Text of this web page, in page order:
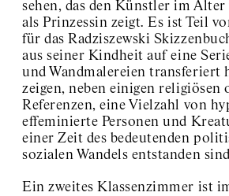
sehen, das den Künstler im Alter
als Prinzessin zeigt. Es ist Teil
für das Radziszewski
aus seiner Kindheit auf eine
und Wandmalereien transferiert
zeigen, neben einigen religiösen
Referenzen, eine Vielzahl von
effeminierte Personen und
einer Zeit des bedeutenden
sozialen Wandels entstanden
Ein zweites Klassenzimmer ist